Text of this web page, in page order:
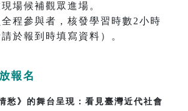
場候補觀眾進場。
程參與者，核發學習時數2小時
請於報到時填寫資料）。
報名
愁》的舞台呈現：看見臺灣近代社會